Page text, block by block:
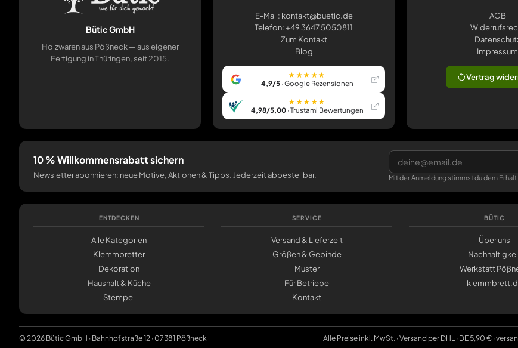
Bütic GmbH
Holzwaren aus Pößneck — aus eigener
Fertigung in Thüringen, seit 2015.
E-Mail: kontakt@buetic.de
Telefon: +49 3647 5050811
Zum Kontakt
Blog
★★★★★
4,9/5 · Google Rezensionen
★★★★★
4,98/5,00 · Trustami Bewertungen
AGB
Impressum
Vertrag
10 % Willkommensrabatt sichern
Newsletter abonnieren: neue Motive, Aktionen & Tipps. Jederzeit abbestellbar. Mit der Anmeldung stimmst du dem
ENTDECKEN
Alle Kategorien
Klemmbretter
Dekoration
Haushalt & Küche
Stempel
SERVICE
Versand & Lieferzeit
Größen & Gebinde
Muster
Für Betriebe
Kontakt
BÜTIC
Über uns
Werkstatt
© 2026 Bütic GmbH · Bahnhofstraße 12 · 07381 Pößneck Alle Preise inkl. MwSt. · Versand per DHL · DE 5,90 € ·